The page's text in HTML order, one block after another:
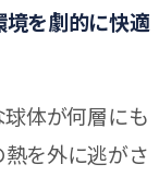
を劇的に快適
体が何層にも
を外に逃がさ